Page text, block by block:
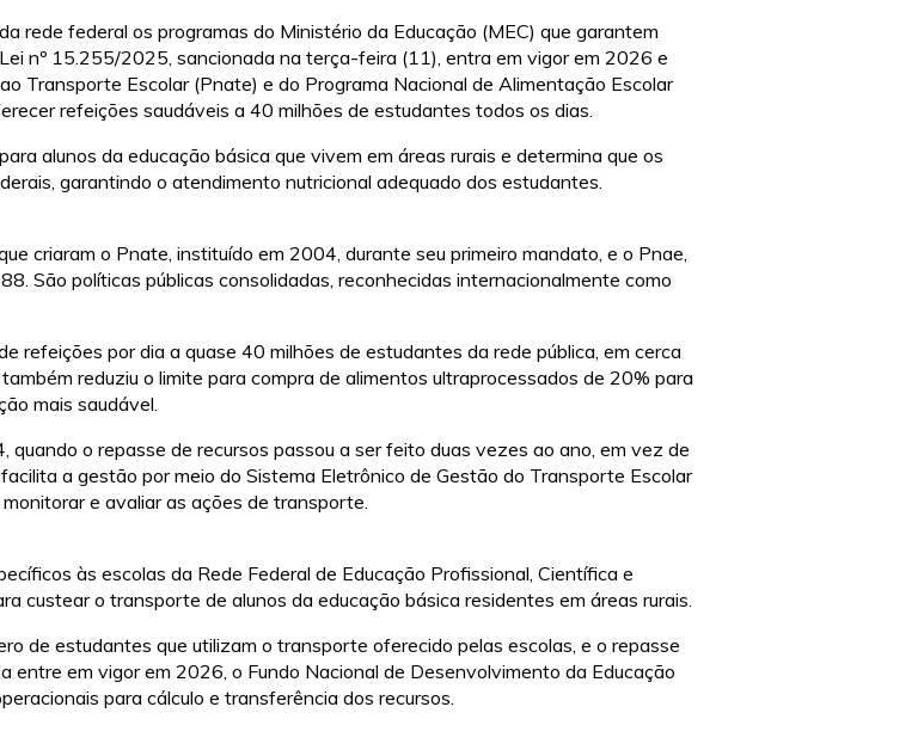
rede federal os programas do Ministério da Educação (MEC) que garantem
nº 15.255/2025, sancionada na terça-feira (11), entra em vigor em 2026 e
Transporte Escolar (Pnate) e do Programa Nacional de Alimentação Escolar
refeições saudáveis a 40 milhões de estudantes todos os dias.
alunos da educação básica que vivem em áreas rurais e determina que os
garantindo o atendimento nutricional adequado dos estudantes.
criaram o Pnate, instituído em 2004, durante seu primeiro mandato, e o Pnae,
São políticas públicas consolidadas, reconhecidas internacionalmente como
refeições por dia a quase 40 milhões de estudantes da rede pública, em cerca
reduziu o limite para compra de alimentos ultraprocessados de 20% para
mais saudável.
o repasse de recursos passou a ser feito duas vezes ao ano, em vez de
a gestão por meio do Sistema Eletrônico de Gestão do Transporte Escolar
e avaliar as ações de transporte.
às escolas da Rede Federal de Educação Profissional, Científica e
custear o transporte de alunos da educação básica residentes em áreas rurais.
de estudantes que utilizam o transporte oferecido pelas escolas, e o repasse
entre em vigor em 2026, o Fundo Nacional de Desenvolvimento da Educação
para cálculo e transferência dos recursos.